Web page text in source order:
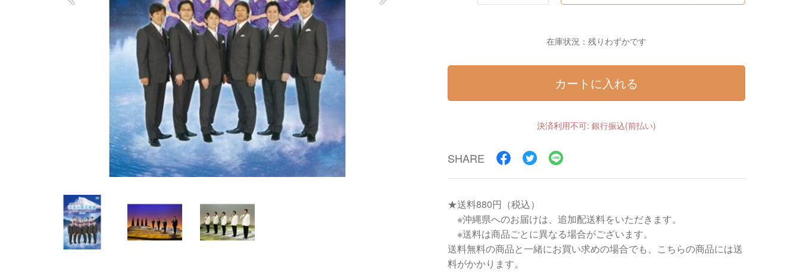
在庫状況：残りわずかです
カートに入れる
決済利用不可: 銀行振込(前払い)
SHARE
★送料880円（税込）
※沖縄県へのお届けは、追加配送料をいただきます。
※送料は商品ごとに異なる場合がございます。
送料無料の商品と一緒にお買い求めの場合でも、こちらの商品には送
料がかかります。